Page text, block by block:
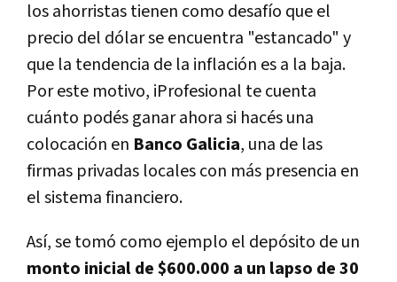
los ahorristas tienen como desafío que el
precio del dólar se encuentra "estancado" y
que la tendencia de la inflación es a la baja.
Por este motivo, iProfesional te cuenta
cuánto podés ganar ahora si hacés una
colocación en Banco Galicia, una de las
firmas privadas locales con más presencia en
el sistema financiero.
Así, se tomó como ejemplo el depósito de un
monto inicial de $600.000 a un lapso de 30